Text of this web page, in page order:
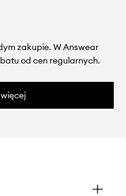
zakupie. W Answear
od cen regularnych.